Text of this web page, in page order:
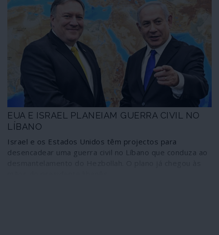
EUA E ISRAEL PLANEIAM GUERRA CIVIL NO
LÍBANO
Israel e os Estados Unidos têm projectos para
desencadear uma guerra civil no Líbano que conduza ao